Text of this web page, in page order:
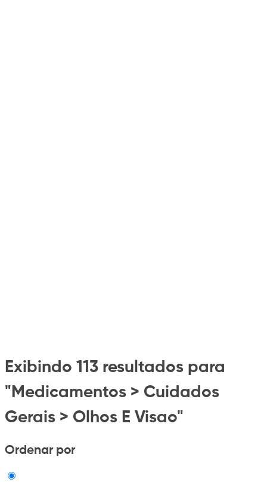
Exibindo 113 resultados para
"Medicamentos > Cuidados
Gerais > Olhos E Visao"
Ordenar por